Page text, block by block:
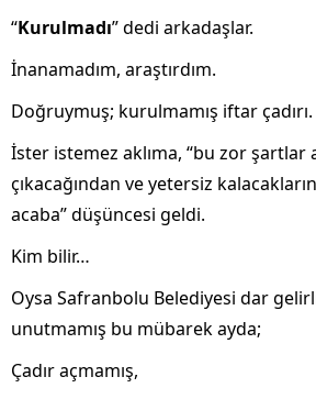
“Kurulmadı” dedi arkadaşlar.
İnanamadım, araştırdım.
Doğruymuş; kurulmamış iftar çadırı.
İster istemez aklıma, “bu zor şartlar
çıkacağından ve yetersiz
acaba” düşüncesi geldi.
Kim bilir…
Oysa Safranbolu Belediyesi dar
unutmamış bu mübarek ayda;
Çadır açmamış,